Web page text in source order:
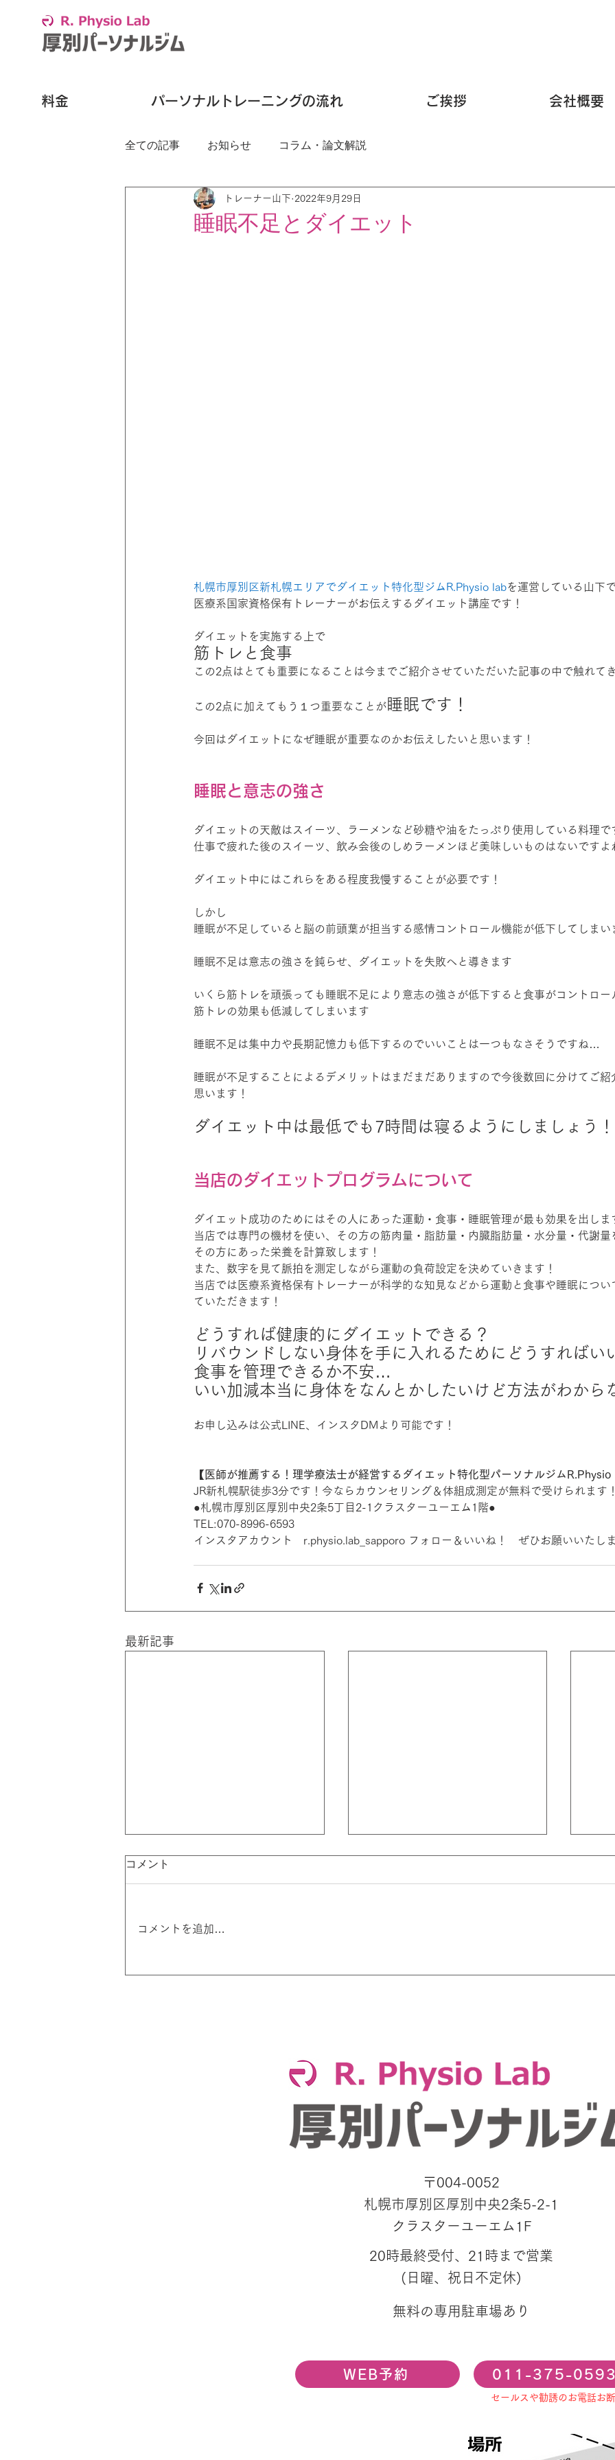
料金 パーソナルトレーニングの流れ ご挨拶 会社概要
全ての記事 お知らせ コラム・論文解説
睡眠不足とダイエット
トレーナー山下 2022年9月29日
札幌市厚別区新札幌エリアでダイエット特化型ジムR.Physio labを運営している山下
医療系国家資格保有トレーナーがお伝えするダイエット講座です！
ダイエットを実施する上で
筋トレと食事
この2点はとても重要になることは今までご紹介させていただいた記事の中で触れて
この2点に加えてもう１つ重要なことが睡眠です！
今回はダイエットになぜ睡眠が重要なのかお伝えしたいと思います！
睡眠と意志の強さ
ダイエットの天敵はスイーツ、ラーメンなど砂糖や油をたっぷり使用している料理で
仕事で疲れた後のスイーツ、飲み会後のしめラーメンほど美味しいものはないです
ダイエット中にはこれらをある程度我慢することが必要です！
しかし
睡眠が不足していると脳の前頭葉が担当する感情コントロール機能が低下してしまい
睡眠不足は意志の強さを鈍らせ、ダイエットを失敗へと導きます
いくら筋トレを頑張っても睡眠不足により意志の強さが低下すると食事がコントロー
筋トレの効果も低減してしまいます
睡眠不足は集中力や長期記憶力も低下するのでいいことは一つもなさそうですね…
睡眠が不足することによるデメリットはまだまだありますので今後数回に分けてご紹
思います！
ダイエット中は最低でも7時間は寝るようにしましょう
当店のダイエットプログラムについて
ダイエット成功のためにはその人にあった運動・食事・睡眠管理が最も効果を出しま
当店では専門の機材を使い、その方の筋肉量・脂肪量・内臓脂肪量・水分量・代謝量
その方にあった栄養を計算致します！
また、数字を見て脈拍を測定しながら運動の負荷設定を決めていきます！
当店では医療系資格保有トレーナーが科学的な知見などから運動と食事や睡眠につい
ていただきます！
どうすれば健康的にダイエットできる？
リバウンドしない身体を手に入れるためにどうすればい
食事を管理できるか不安…
いい加減本当に身体をなんとかしたいけど方法がわから
お申し込みは公式LINE、インスタDMより可能です！
【医師が推薦する！理学療法士が経営するダイエット特化型パーソナルジムR.Physio
JR新札幌駅徒歩3分です！今ならカウンセリング＆体組成測定が無料で受けられます
●札幌市厚別区厚別中央2条5丁目2-1クラスターユーエム1階●
TEL:070-8996-6593
インスタアカウント　r.physio.lab_sapporo フォロー＆いいね！　ぜひお願いいたし
最新記事
コメント
コメントを追加…
〒004-0052
札幌市厚別区厚別中央2条5-2-1
クラスターユーエム1F
20時最終受付、21時まで営業
(日曜、祝日不定休)
無料の専用駐車場あり
WEB予約 011-375-
セールスや勧誘のお電話お